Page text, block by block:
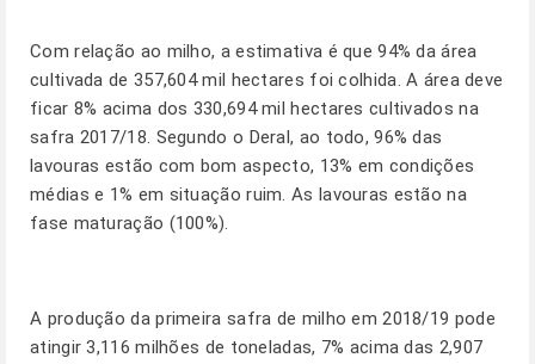
Com relação ao milho, a estimativa é que 94% da área
cultivada de 357,604 mil hectares foi colhida. A área deve
ficar 8% acima dos 330,694 mil hectares cultivados na
safra 2017/18. Segundo o Deral, ao todo, 96% das
lavouras estão com bom aspecto, 13% em condições
médias e 1% em situação ruim. As lavouras estão na
fase maturação (100%).
A produção da primeira safra de milho em 2018/19 pode
atingir 3,116 milhões de toneladas, 7% acima das 2,907